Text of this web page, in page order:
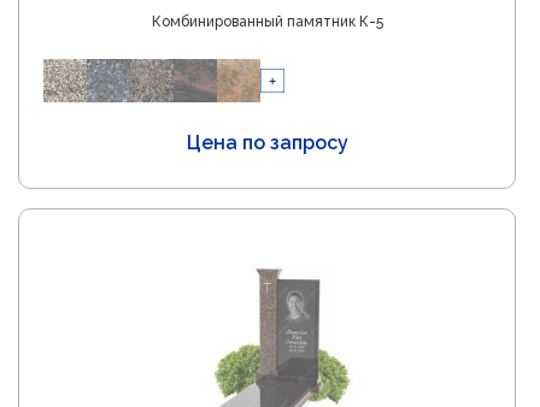
Комбинированный памятник К-5
Цена по запросу